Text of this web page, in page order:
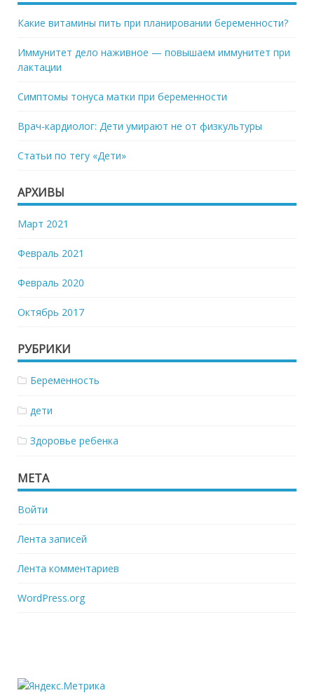
Какие витамины пить при планировании беременности?
Иммунитет дело наживное — повышаем иммунитет при
лактации
Симптомы тонуса матки при беременности
Врач-кардиолог: Дети умирают не от физкультуры
Статьи по тегу «Дети»
АРХИВЫ
Март 2021
Февраль 2021
Февраль 2020
Октябрь 2017
РУБРИКИ
Беременность
дети
Здоровье ребенка
МЕТА
Войти
Лента записей
Лента комментариев
WordPress.org